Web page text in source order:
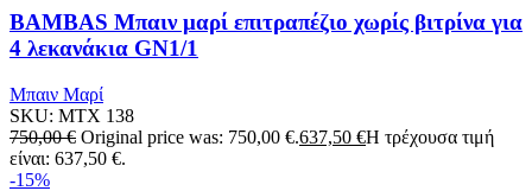
BAMBAS Μπαιν μαρί επιτραπέζιο χωρίς βιτρίνα για
4 λεκανάκια GN1/1
Μπαιν Μαρί
SKU: MTX 138
750,00€ Original price was: 750,00 €.637,50 €Η τρέχουσα τιμή
είναι: 637,50 €.
-15%